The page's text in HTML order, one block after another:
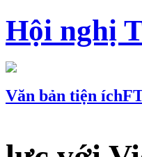
Hội nghị
Văn bản tiện ích